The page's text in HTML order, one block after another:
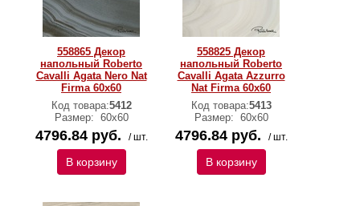
558865 Декор
напольный Roberto
Cavalli Agata Nero Nat
Firma 60x60
Код товара:5412
Размер: 60х60
4796.84 руб. / шт.
В корзину
558825 Декор
напольный Roberto
Cavalli Agata Azzurro
Nat Firma 60x60
Код товара:5413
Размер: 60х60
4796.84 руб. / шт.
В корзину